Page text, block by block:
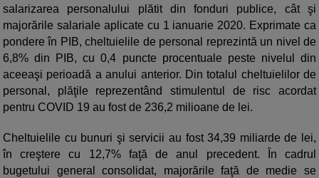
salarizarea personalului plătit din fonduri publice, cât şi
majorările salariale aplicate cu 1 ianuarie 2020. Exprimate ca
pondere în PIB, cheltuielile de personal reprezintă un nivel de
6,8% din PIB, cu 0,4 puncte procentuale peste nivelul din
aceeaşi perioadă a anului anterior. Din totalul cheltuielilor de
personal, plăţile reprezentând stimulentul de risc acordat
pentru COVID 19 au fost de 236,2 milioane de lei.
Cheltuielile cu bunuri şi servicii au fost 34,39 miliarde de lei,
în creştere cu 12,7% faţă de anul precedent. În cadrul
bugetului general consolidat, majorările faţă de medie se